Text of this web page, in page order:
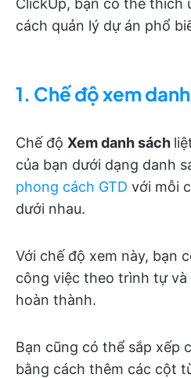
ClickUp, bạn có thể thích
cách quản lý dự án phổ
1. Chế độ xem
Chế độ Xem danh sách
của bạn dưới dạng danh
phong cách GTD với mỗi
dưới nhau.
Với chế độ xem này, bạn
công việc theo trình tự và
hoàn thành.
Bạn cũng có thể sắp xếp
bằng cách thêm các cột